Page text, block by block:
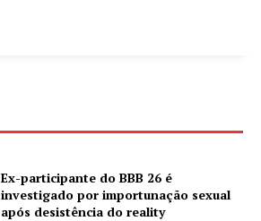
Ex-participante do BBB 26 é
investigado por importunação sexual
após desistência do reality